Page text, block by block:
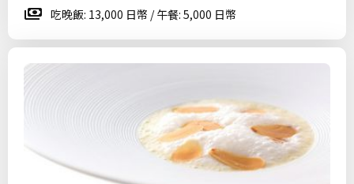
吃晚飯: 13,000 日幣 / 午餐: 5,000 日幣